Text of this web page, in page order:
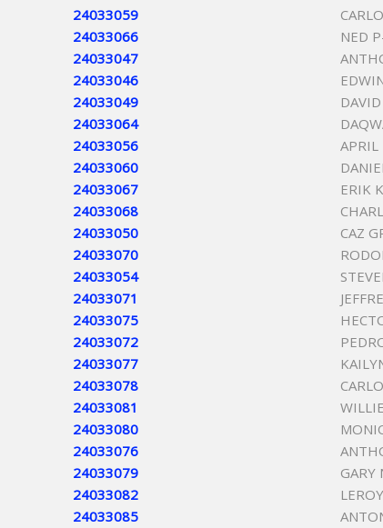
24033059
24033066
NED
24033047
24033046
24033049
24033064
24033056
APRIL
24033060
24033067
ERIK
24033068
24033050
CAZ
24033070
24033054
24033071
24033075
24033072
24033077
24033078
24033081
24033080
24033076
24033079
GARY
24033082
24033085